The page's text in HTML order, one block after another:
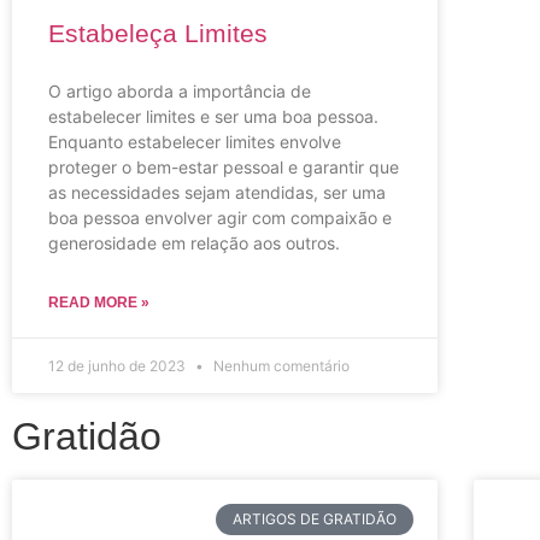
Estabeleça Limites
O artigo aborda a importância de
estabelecer limites e ser uma boa pessoa.
Enquanto estabelecer limites envolve
proteger o bem-estar pessoal e garantir que
as necessidades sejam atendidas, ser uma
boa pessoa envolver agir com compaixão e
generosidade em relação aos outros.
READ MORE »
12 de junho de 2023 Nenhum comentário
Gratidão
ARTIGOS DE GRATIDÃO